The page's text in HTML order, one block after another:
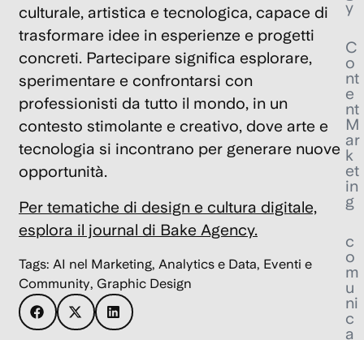
culturale, artistica e tecnologica, capace di
trasformare idee in esperienze e progetti
concreti. Partecipare significa esplorare,
sperimentare e confrontarsi con
professionisti da tutto il mondo, in un
contesto stimolante e creativo, dove arte e
tecnologia si incontrano per generare nuove
opportunità.
Per tematiche di design e cultura digitale,
esplora il journal di Bake Agency.
Tags: AI nel Marketing, Analytics e Data, Eventi e
Community, Graphic Design
y
C
o
nt
e
nt
M
ar
k
et
in
g
c
o
m
u
ni
c
a